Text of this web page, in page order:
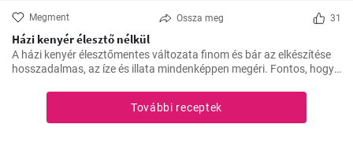
Megment Ossza meg 31
Házi kenyér élesztő nélkül
A házi kenyér élesztőmentes változata finom és bár az elkészítése
hosszadalmas, az íze és illata mindenképpen megéri. Fontos, hogy
pihentetésre van szükség a tésztának.
További receptek